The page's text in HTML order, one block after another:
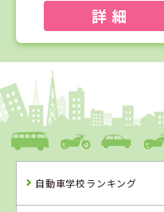
詳 細
1
島根県
浜乃木ドライビン
自動車学校ランキング